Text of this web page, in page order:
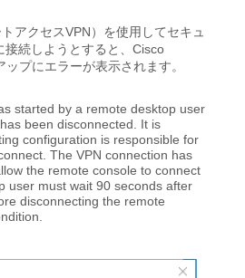
アクセスVPN）を使用してセキュ
接続しようとすると、Cisco
プにエラーが表示されます。
started by a remote desktop user
been disconnected. It is
configuration is responsible for
The VPN connection has
the remote console to connect
user must wait 90 seconds after
disconnecting the remote